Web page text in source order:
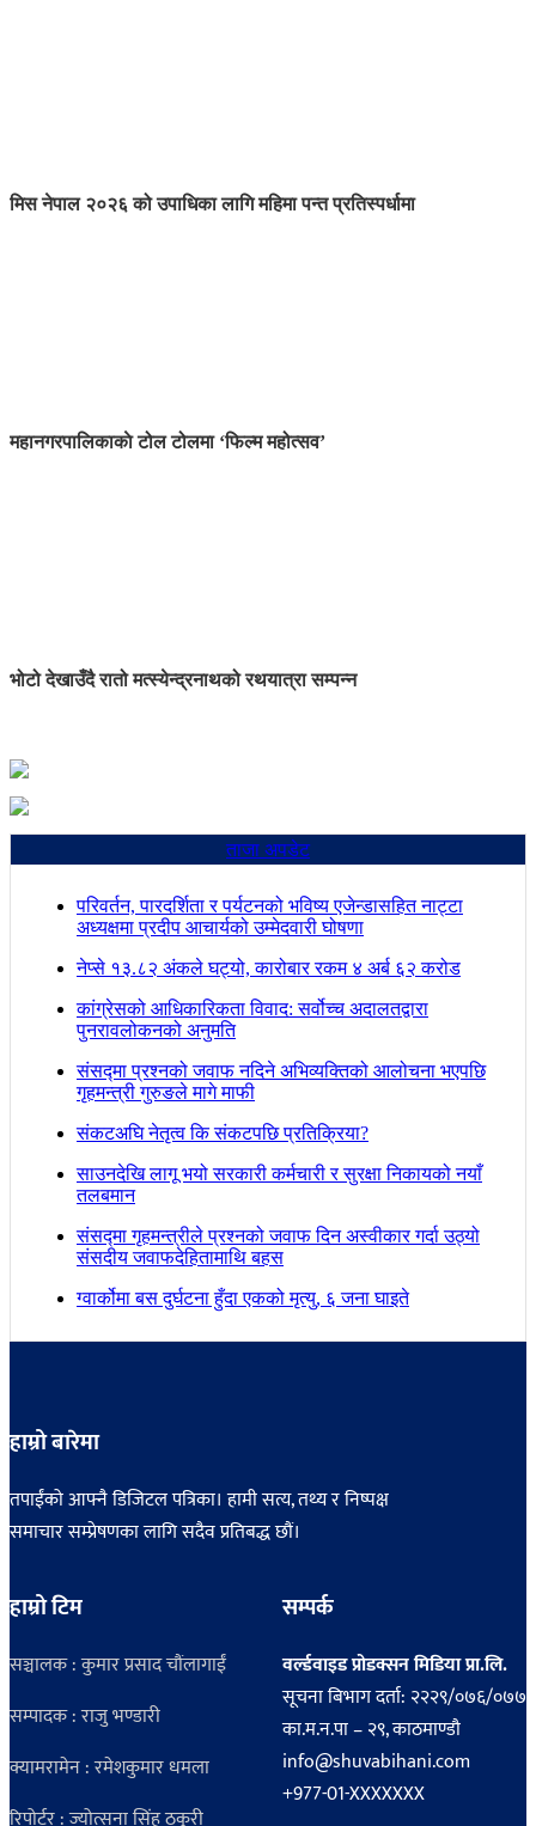
मिस नेपाल २०२६ को उपाधिका लागि महिमा पन्त प्रतिस्पर्धामा
महानगरपालिकाकाे टोल टोलमा ‘फिल्म महोत्सव’
भोटो देखाउँदै रातो मत्स्येन्द्रनाथको रथयात्रा सम्पन्न
ताजा अपडेट
परिवर्तन, पारदर्शिता र पर्यटनको भविष्य एजेन्डासहित नाट्टा
अध्यक्षमा प्रदीप आचार्यको उम्मेदवारी घोषणा
नेप्से १३.८२ अंकले घट्यो, कारोबार रकम ४ अर्ब ६२ करोड
कांग्रेसको आधिकारिकता विवाद: सर्वोच्च अदालतद्वारा
पुनरावलोकनको अनुमति
संसद्मा प्रश्नको जवाफ नदिने अभिव्यक्तिको आलोचना भएपछि
गृहमन्त्री गुरुङले मागे माफी
संकटअघि नेतृत्व कि संकटपछि प्रतिक्रिया?
साउनदेखि लागू भयो सरकारी कर्मचारी र सुरक्षा निकायको नयाँ
तलबमान
संसद्मा गृहमन्त्रीले प्रश्नको जवाफ दिन अस्वीकार गर्दा उठ्यो
संसदीय जवाफदेहितामाथि बहस
ग्वार्कोमा बस दुर्घटना हुँदा एकको मृत्यु, ६ जना घाइते
हाम्रो बारेमा
तपाईंको आफ्नै डिजिटल पत्रिका। हामी सत्य, तथ्य र निष्पक्ष
समाचार सम्प्रेषणका लागि सदैव प्रतिबद्ध छौं।
हाम्रो टिम
सञ्चालक : कुमार प्रसाद चौंलागाईं
सम्पादक : राजु भण्डारी
क्यामरामेन : रमेशकुमार धमला
सम्पर्क
वर्ल्डवाइड प्रोडक्सन मिडिया प्रा.लि.
सूचना बिभाग दर्ता: २२२९/०७६/०७७
का.म.न.पा – २९, काठमाण्डौ
info@shuvabihani.com
+977-01-XXXXXXX